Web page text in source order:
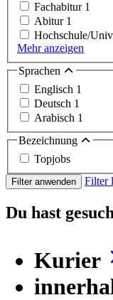
Fachabitur 1
Abitur 1
Hochschule/
Mehr anzeigen
Sprachen
Englisch 1
Deutsch 1
Arabisch 1
Bezeichnung
Topjobs
Filter anwenden Filter
Du hast
Kurier